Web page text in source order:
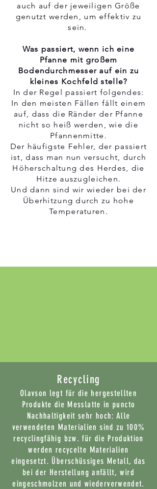
auch auf der jeweiligen Größe
genutzt werden, um effektiv zu
sein.
Was passiert, wenn ich eine
Pfanne mit großem
Bodendurchmesser auf ein zu
kleines Kochfeld stelle?
In der Regel passiert folgendes:
In den meisten Fällen fällt einem
auf, dass die Ränder der Pfanne
nicht so heiß werden, wie die
Pfannenmitte.
Der häufigste Fehler, der passiert
ist, dass man nun versucht, durch
Höherschaltung des Herdes, die
Hitze auszugleichen.
Und dann sind wir wieder bei der
Überhitzung durch zu hohe
Temperaturen.
Recycling
Olavson legt für die hergestellten
Produkte die Messlatte in puncto
Nachhaltigkeit sehr hoch: Alle
verwendeten Materialien sind zu 100%
recyclingfähig bzw. für die Produktion
werden recycelte Materialien
eingesetzt. Überschüssiges Metall, das
bei der Herstellung anfällt, wird
eingeschmolzen und wiederverwendet.